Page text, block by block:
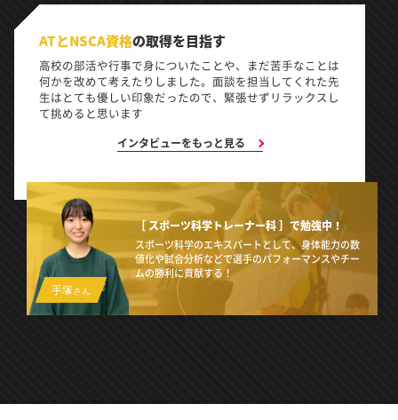
ATとNSCA資格の取得を目指す
高校の部活や行事で身についたことや、まだ苦手なことは
何かを改めて考えたりしました。面談を担当してくれた先
生はとても優しい印象だったので、緊張せずリラックスし
て挑めると思います
インタビューをもっと見る
［ スポーツ科学トレーナー科 ］で勉強中！
スポーツ科学のエキスパートとして、身体能力の数
値化や試合分析などで選手のパフォーマンスやチー
ムの勝利に貢献する！
手塚さん